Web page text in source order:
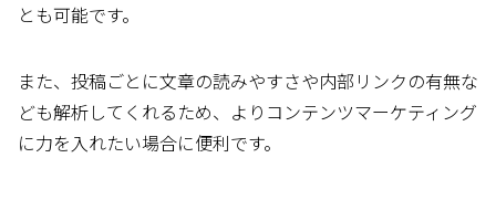
とも可能です。
また、投稿ごとに文章の読みやすさや内部リンクの有無な
ども解析してくれるため、よりコンテンツマーケティング
に力を入れたい場合に便利です。